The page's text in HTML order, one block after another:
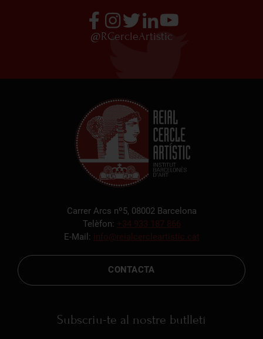
@RCercleArtistic
Carrer Arcs nº5, 08002 Barcelona
Telèfon: +34 933 187 866
E-Mail: info@reialcercleartistic.cat
CONTACTA
Subscriu-te al nostre butlletí